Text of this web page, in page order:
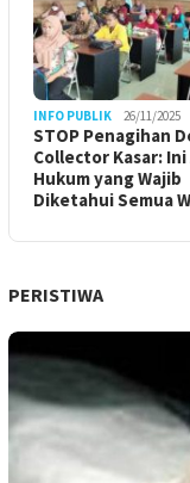
INFO PUBLIK 26/11/2025
STOP Penagihan
Collector Kasar:
Hukum yang Wajib
Diketahui Semua
PERISTIWA